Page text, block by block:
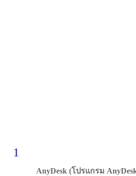
1
AnyDesk (โปรแกรม